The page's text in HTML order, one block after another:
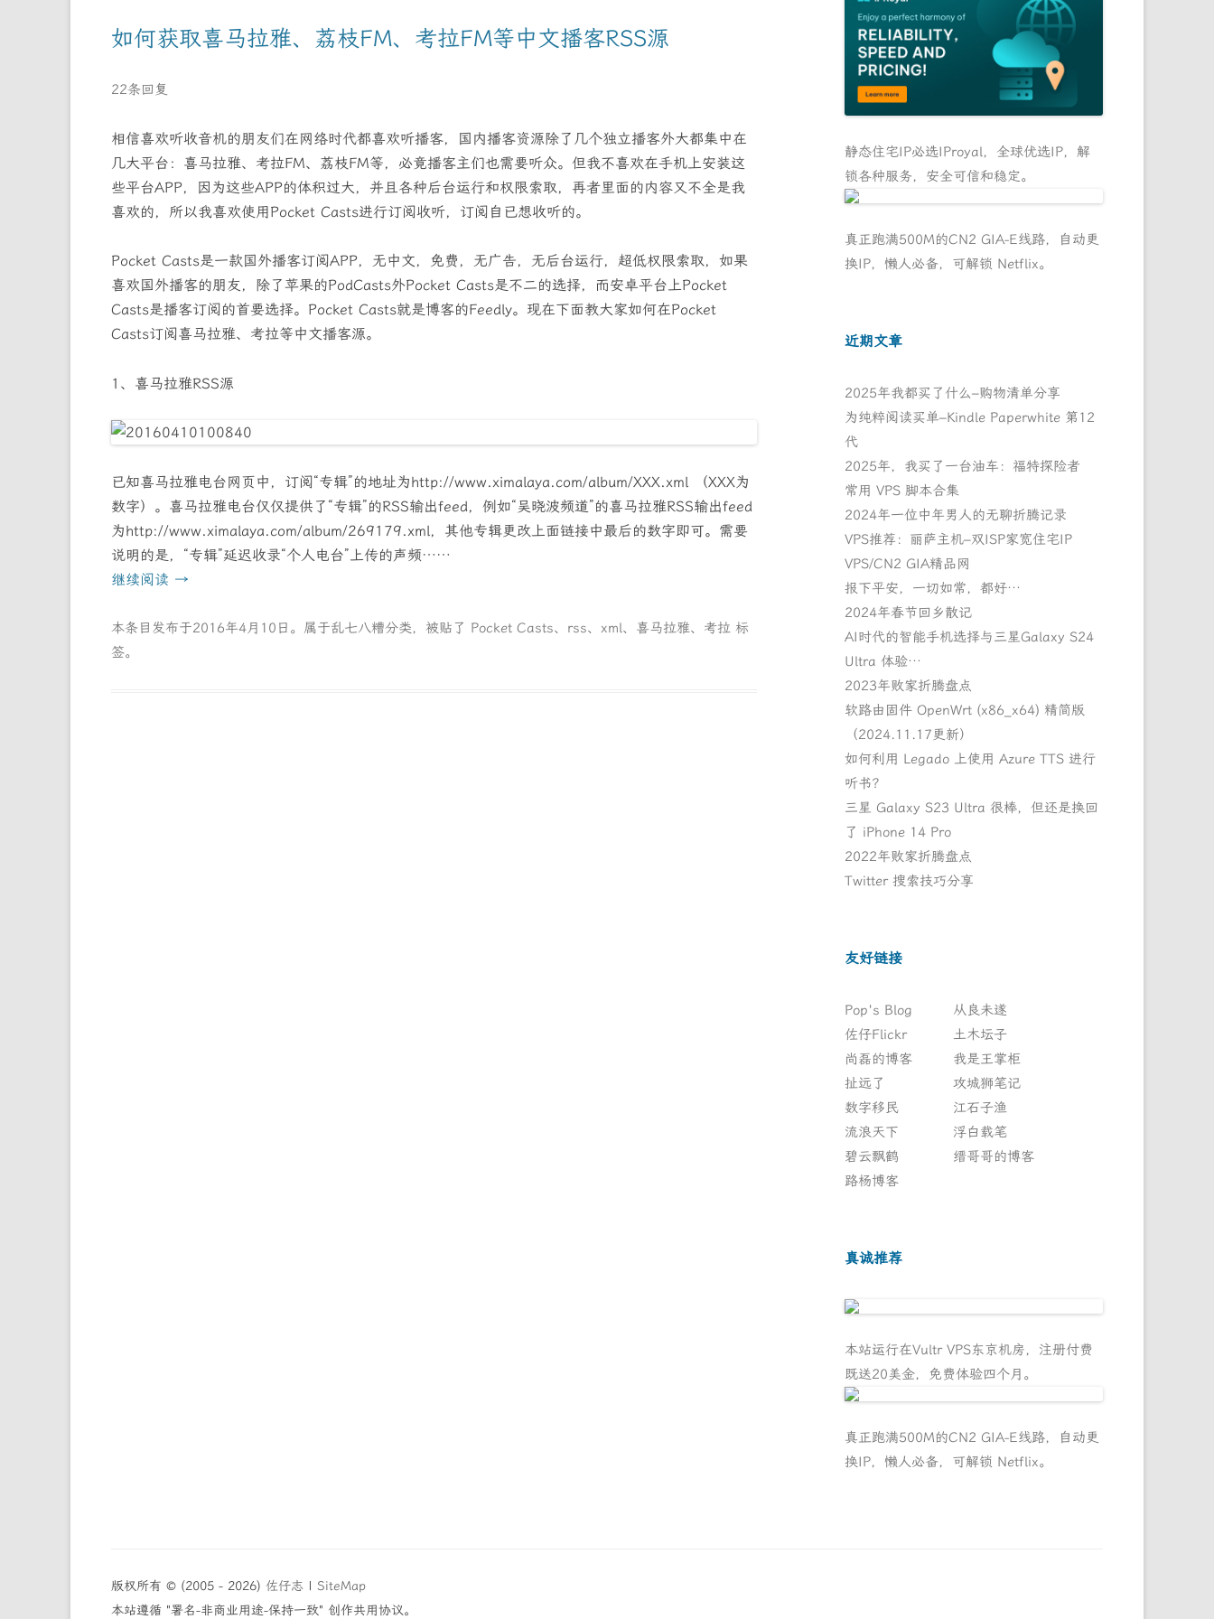
如何获取喜马拉雅、荔枝FM、考拉FM等中文播客RSS源
22条回复
相信喜欢听收音机的朋友们在网络时代都喜欢听播客，国内播客资源除了几个独立播客外大都集中在
几大平台：喜马拉雅、考拉FM、荔枝FM等，必竟播客主们也需要听众。但我不喜欢在手机上安装这
些平台APP，因为这些APP的体积过大，并且各种后台运行和权限索取，再者里面的内容又不全是我
喜欢的，所以我喜欢使用Pocket Casts进行订阅收听，订阅自已想收听的。
Pocket Casts是一款国外播客订阅APP，无中文，免费，无广告，无后台运行，超低权限索取，如果
喜欢国外播客的朋友，除了苹果的PodCasts外Pocket Casts是不二的选择，而安卓平台上Pocket
Casts是播客订阅的首要选择。Pocket Casts就是博客的Feedly。现在下面教大家如何在Pocket
Casts订阅喜马拉雅、考拉等中文播客源。
1、喜马拉雅RSS源
已知喜马拉雅电台网页中，订阅“专辑”的地址为http://www.ximalaya.com/album/XXX.xml （XXX为
数字）。喜马拉雅电台仅仅提供了“专辑”的RSS输出feed，例如“吴晓波频道”的喜马拉雅RSS输出feed
为http://www.ximalaya.com/album/269179.xml，其他专辑更改上面链接中最后的数字即可。需要
说明的是，“专辑”延迟收录“个人电台”上传的声频……
继续阅读 →
本条目发布于2016年4月10日 。属于乱七八糟分类，被贴了 Pocket Casts、 rss、xml、 喜马拉雅、 考拉 标
签。
静态住宅IP必选IProyal，全球优选IP，解
锁各种服务，安全可信和稳定。
真正跑满500M的CN2 GIA-E线路，自动更
换IP，懒人必备，可解锁 Netflix。
近期文章
2025年我都买了什么–购物清单分享
为纯粹阅读买单–Kindle Paperwhite 第12
代
2025年，我买了一台油车：福特探险者
常用 VPS 脚本合集
2024年一位中年男人的无聊折腾记录
VPS推荐：丽萨主机–双ISP家宽住宅IP
VPS/CN2 GIA精品网
报下平安，一切如常，都好…
2024年春节回乡散记
AI时代的智能手机选择与三星Galaxy S24
Ultra 体验…
2023年败家折腾盘点
软路由固件 OpenWrt (x86_x64) 精简版
（2024.11.17更新）
如何利用 Legado 上使用 Azure TTS 进行
听书？
三星 Galaxy S23 Ultra 很棒，但还是换回
了 iPhone 14 Pro
2022年败家折腾盘点
Twitter 搜索技巧分享
友好链接
Pop's Blog
从良未遂
佐仔Flickr
土木坛子
尚磊的博客
我是王掌柜
扯远了
攻城狮笔记
数字移民
江石子渔
流浪天下
浮白载笔
碧云飘鹤
缙哥哥的博客
路杨博客
真诚推荐
本站运行在Vultr VPS东京机房，注册付费
既送20美金，免费体验四个月。
真正跑满500M的CN2 GIA-E线路，自动更
换IP，懒人必备，可解锁 Netflix。
版权所有 © (2005 - 2026)佐仔志 |SiteMap
本站遵循 "署名-非商业用途-保持一致" 创作共用协议。